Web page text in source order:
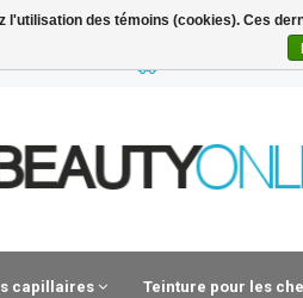
VOOR 23.30 UUR
capillaires Teinture pour les
l'utilisation des témoins (cookies). Ces